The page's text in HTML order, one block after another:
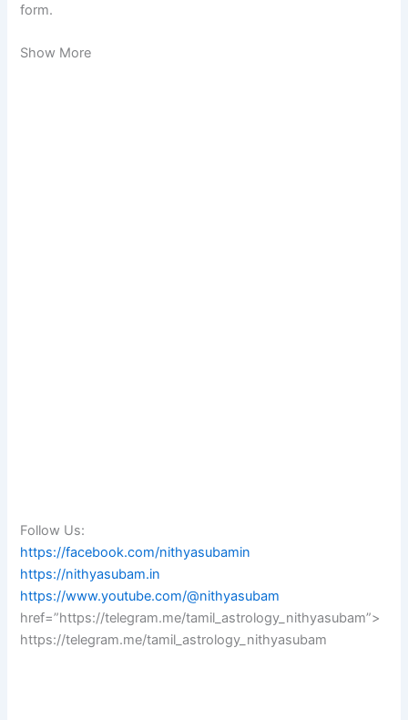
form.
Show More
Follow Us:
https://facebook.com/nithyasubamin
https://nithyasubam.in
https://www.youtube.com/@nithyasubam
href=”https://telegram.me/tamil_astrology_nithyasubam”>
https://telegram.me/tamil_astrology_nithyasubam